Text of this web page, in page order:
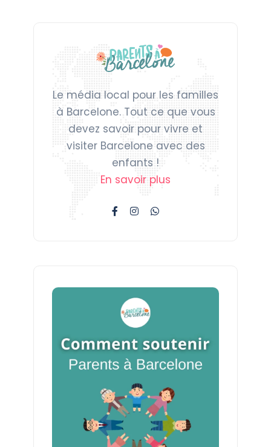
Le média local pour les familles
à Barcelone. Tout ce que vous
devez savoir pour vivre et
visiter Barcelone avec des
enfants !
En savoir plus